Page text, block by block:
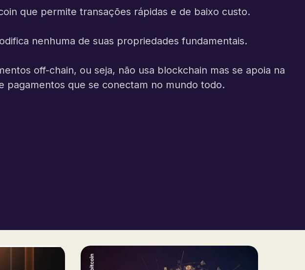
que permite transações rápidas e de baixo custo.
nenhuma de suas propriedades fundamentais.
off-chain, ou seja, não usa blockchain mas se apoia na
pagamentos que se conectam no mundo todo.